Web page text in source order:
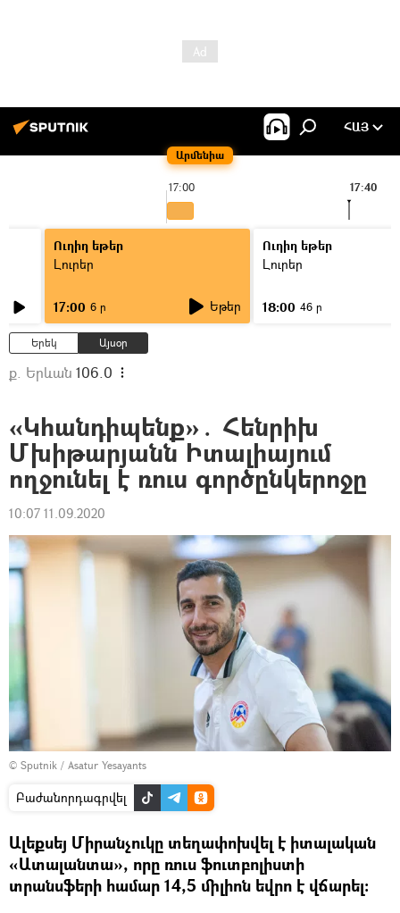
Արմենիա
ՀԱՅ
17:00 17:40
Ուղիղ եթեր
Լուրեր
17:00 6 ր Եթեր
Ուղիղ եթեր
Լուրեր
18:00 46 ր
Երեկ Այսօր
ք. Երևան 106.0
«Կհանդիպենք»․ Հենրիխ
Մխիթարյանն Իտալիայում
ողջունել է ռուս գործընկերոջը
10:07 11.09.2020
© Sputnik / Asatur Yesayants
Բաժանորդագրվել
Ալեքսեյ Միրանչուկը տեղափոխվել է իտալական
«Ատալանտա», որը ռուս ֆուտբոլիստի
տրանսֆերի համար 14,5 միլիոն եվրո է վճարել։